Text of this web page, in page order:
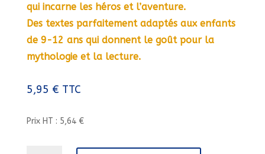
qui incarne les héros et l’aventure.
Des textes parfaitement adaptés aux enfants
de 9-12 ans qui donnent le goût pour la
mythologie et la lecture.
5,95 € TTC
Prix HT : 5,64 €